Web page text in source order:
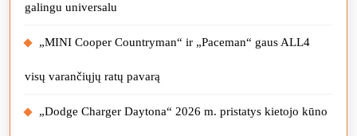
galingu universalu
„MINI Cooper Countryman“ ir „Paceman“ gaus ALL4
visų varančiųjų ratų pavarą
„Dodge Charger Daytona“ 2026 m. pristatys kietojo kūno